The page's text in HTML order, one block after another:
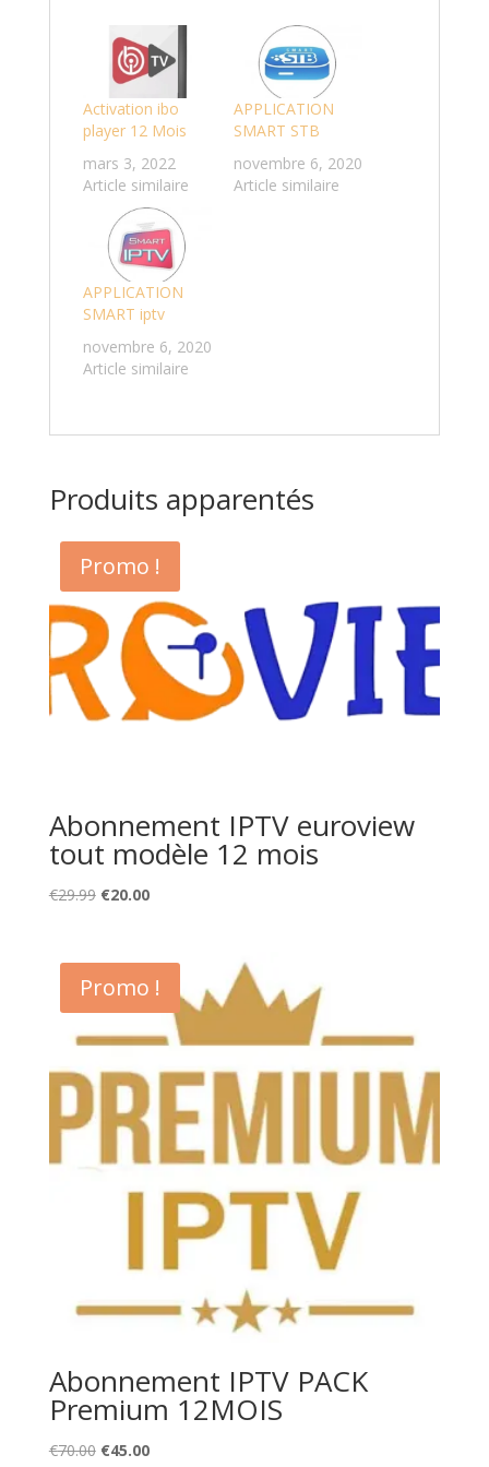
Activation ibo
player 12 Mois
mars 3, 2022
Article similaire
APPLICATION
SMART STB
novembre 6, 2020
Article similaire
APPLICATION
SMART iptv
novembre 6, 2020
Article similaire
Produits apparentés
Promo !
Abonnement IPTV euroview
tout modèle 12 mois
€29.99 Original
€29.99.
€20.00Current
€20.00.
Promo !
Abonnement IPTV PACK
Premium 12MOIS
€70.00 Original
€45.00Current